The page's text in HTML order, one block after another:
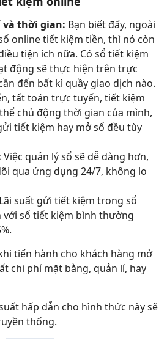
và thời gian: Bạn biết đấy, ngoài
online tiết kiệm tiền, thì nó còn
tiện ích nữa. Có sổ tiết kiệm
động sẽ thực hiện trên trực
đến bất kì quầy giao dịch nào.
tất toán trực tuyến, tiết kiệm
chủ động thời gian của mình,
tiết kiệm hay mở sổ đều tùy
Việc quản lý sổ sẽ dễ dàng hơn,
qua ứng dụng 24/7, không lo
Lãi suất gửi tiết kiệm trong sổ
với sổ tiết kiệm bình thường
tiến hành cho khách hàng mở
chi phí mặt bằng, quản lí, hay
hấp dẫn cho hình thức này sẽ
thống.